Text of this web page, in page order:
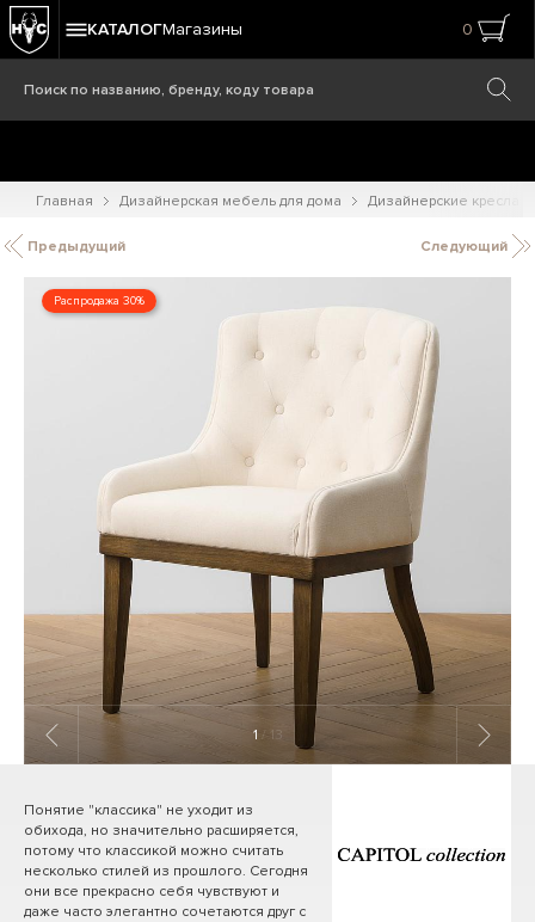
КАТАЛОГМагазины 0
Главная Дизайнерская мебель для дома Дизайнерские кресла
Предыдущий Следующий
Распродажа 30%
1 / 13
Понятие "классика" не уходит из
обихода, но значительно расширяется,
потому что классикой можно считать
несколько стилей из прошлого. Сегодня
они все прекрасно себя чувствуют и
даже часто элегантно сочетаются друг с